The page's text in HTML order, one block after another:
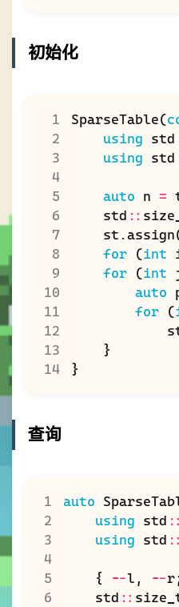
初始化
4
7
14
SparseTable(
using std
using std
auto n =
std ::
st . assign
for
(int
for
(int
auto
for
(
}
}
查询
4
auto
using std ::
using std ::
{ --l , --r
std ::